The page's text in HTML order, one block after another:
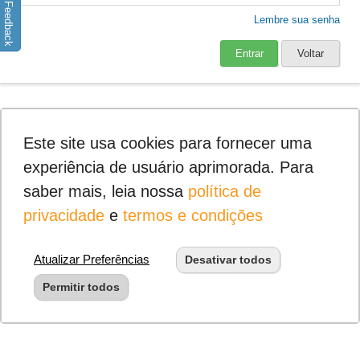
Lembre sua senha
Entrar Voltar
Feedback
Este site usa cookies para fornecer uma
experiência de usuário aprimorada. Para
saber mais, leia nossa política de
privacidadee termos e condições
Atualizar Preferências Desativar todos
Permitir todos